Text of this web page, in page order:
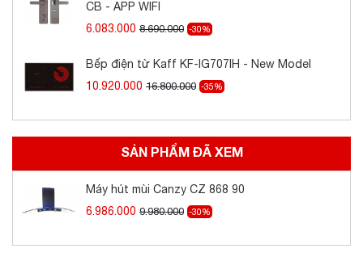
– Đèn Led siêu sáng tiết kiệm điện
– Lưới lọc mỡ bằng Alumium 5 lớp
Ống thoát 150mm
CB - APP WIFI
6.083.000 8.690.000 -30%
Bếp điện từ Kaff KF-IG707IH - New Model
10.920.000 16.800.000 -35%
SẢN PHẨM ĐÃ XEM
Máy hút mùi Canzy CZ 868 90
6.986.000 9.980.000 -30%